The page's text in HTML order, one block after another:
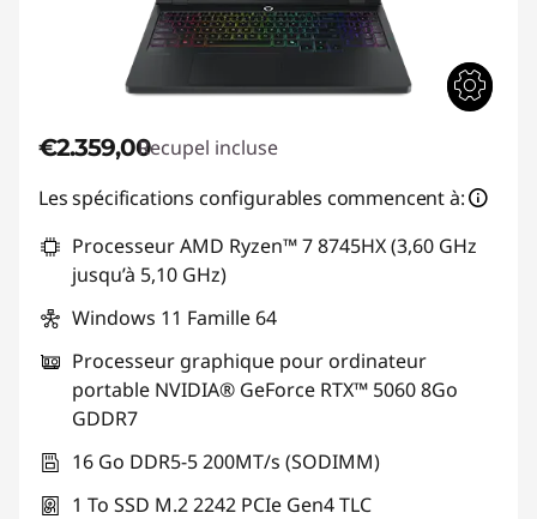
€2.359,00Recupel incluse
Les spécifications configurables commencent à:
Processeur AMD Ryzen™ 7 8745HX (3,60 GHz
jusqu’à 5,10 GHz)
Windows 11 Famille 64
Processeur graphique pour ordinateur
portable NVIDIA® GeForce RTX™ 5060 8Go
GDDR7
16 Go DDR5-5 200MT/s (SODIMM)
1 To SSD M.2 2242 PCIe Gen4 TLC